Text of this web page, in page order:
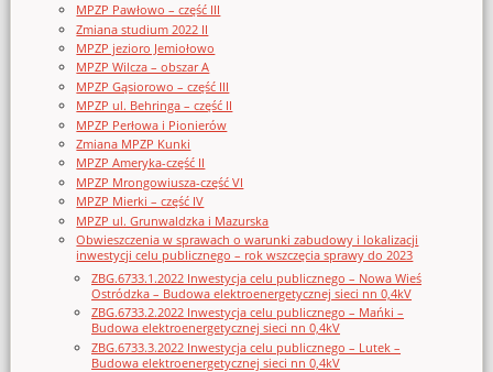
MPZP Pawłowo – część III
Zmiana studium 2022 II
MPZP jezioro Jemiołowo
MPZP Wilcza – obszar A
MPZP Gąsiorowo – część III
MPZP ul. Behringa – część II
MPZP Perłowa i Pionierów
Zmiana MPZP Kunki
MPZP Ameryka-część II
MPZP Mrongowiusza-część VI
MPZP Mierki – część IV
MPZP ul. Grunwaldzka i Mazurska
Obwieszczenia w sprawach o warunki zabudowy i lokalizacji
inwestycji celu publicznego – rok wszczęcia sprawy do 2023
ZBG.6733.1.2022 Inwestycja celu publicznego – Nowa Wieś
Ostródzka – Budowa elektroenergetycznej sieci nn 0,4kV
ZBG.6733.2.2022 Inwestycja celu publicznego – Mańki –
Budowa elektroenergetycznej sieci nn 0,4kV
ZBG.6733.3.2022 Inwestycja celu publicznego – Lutek –
Budowa elektroenergetycznej sieci nn 0,4kV